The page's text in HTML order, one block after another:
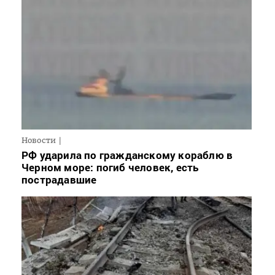
Новости
РФ ударила по гражданскому кораблю в
Черном море: погиб человек, есть
пострадавшие